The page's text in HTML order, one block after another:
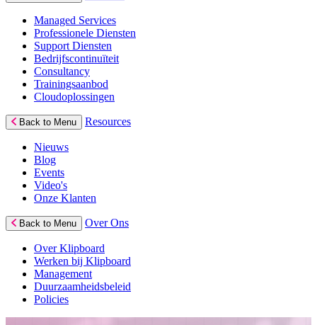
Managed Services
Professionele Diensten
Support Diensten
Bedrijfscontinuïteit
Consultancy
Trainingsaanbod
Cloudoplossingen
Back to Menu Resources
Nieuws
Blog
Events
Video's
Onze Klanten
Back to Menu Over Ons
Over Klipboard
Werken bij Klipboard
Management
Duurzaamheidsbeleid
Policies